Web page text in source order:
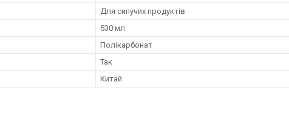
Для сипучих продуктів
530 мл
Полікарбонат
Так
Китай